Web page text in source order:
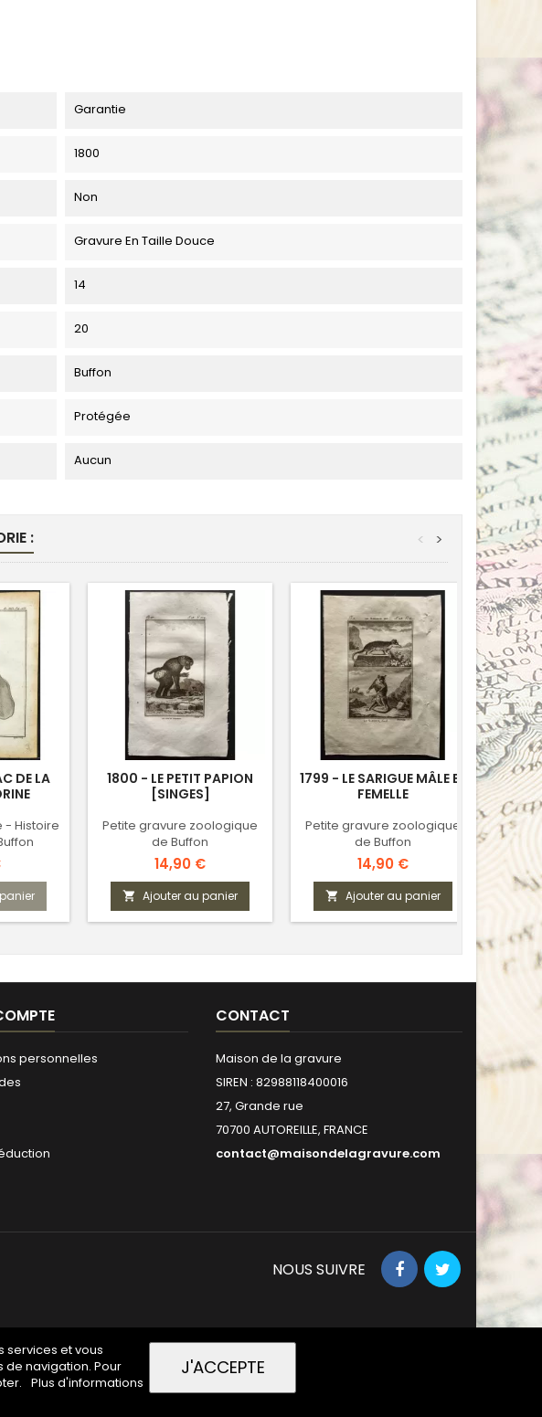
Garantie
1800
Non
Gravure En Taille Douce
14
20
Buffon
Protégée
Aucun
: >
<
DE LA
- Histoire
1800 - LE PETIT PAPION
[SINGES]
Petite gravure zoologique
de Buffon
Prix
14,90 €
 Ajouter au panier
1799 - LE SARIGUE MÂLE ET
FEMELLE
Petite gravure zoologique
de Buffon
Prix
14,90 €
 Ajouter au panier
VENDU

personnelles
CONTACT
Maison de la gravure
SIREN : 82988118400016
27, Grande rue
70700 AUTOREILLE, FRANCE
contact@maisondelagravure.com
services et vous
navigation. Pour
Plus d'informations
J'ACCEPTE
NOUS SUIVRE